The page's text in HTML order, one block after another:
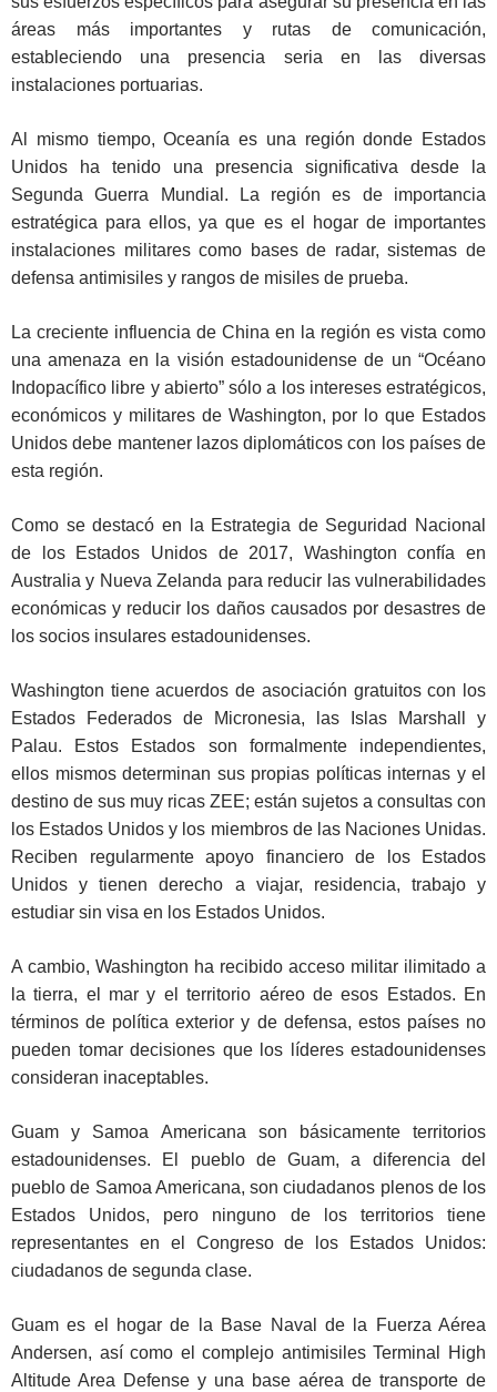
áreas más importantes y rutas de comunicación,
estableciendo una presencia seria en las diversas
instalaciones portuarias.
Al mismo tiempo, Oceanía es una región donde Estados
Unidos ha tenido una presencia significativa desde la
Segunda Guerra Mundial. La región es de importancia
estratégica para ellos, ya que es el hogar de importantes
instalaciones militares como bases de radar, sistemas de
defensa antimisiles y rangos de misiles de prueba.
La creciente influencia de China en la región es vista como
una amenaza en la visión estadounidense de un “Océano
Indopacífico libre y abierto” sólo a los intereses estratégicos,
económicos y militares de Washington, por lo que Estados
Unidos debe mantener lazos diplomáticos con los países de
esta región.
Como se destacó en la Estrategia de Seguridad Nacional
de los Estados Unidos de 2017, Washington confía en
Australia y Nueva Zelanda para reducir las vulnerabilidades
económicas y reducir los daños causados por desastres de
los socios insulares estadounidenses.
Washington tiene acuerdos de asociación gratuitos con los
Estados Federados de Micronesia, las Islas Marshall y
Palau. Estos Estados son formalmente independientes,
ellos mismos determinan sus propias políticas internas y el
destino de sus muy ricas ZEE; están sujetos a consultas con
los Estados Unidos y los miembros de las Naciones Unidas.
Reciben regularmente apoyo financiero de los Estados
Unidos y tienen derecho a viajar, residencia, trabajo y
estudiar sin visa en los Estados Unidos.
A cambio, Washington ha recibido acceso militar ilimitado a
la tierra, el mar y el territorio aéreo de esos Estados. En
términos de política exterior y de defensa, estos países no
pueden tomar decisiones que los líderes estadounidenses
consideran inaceptables.
Guam y Samoa Americana son básicamente territorios
estadounidenses. El pueblo de Guam, a diferencia del
pueblo de Samoa Americana, son ciudadanos plenos de los
Estados Unidos, pero ninguno de los territorios tiene
representantes en el Congreso de los Estados Unidos:
ciudadanos de segunda clase.
Guam es el hogar de la Base Naval de la Fuerza Aérea
Andersen, así como el complejo antimisiles Terminal High
Altitude Area Defense y una base aérea de transporte de